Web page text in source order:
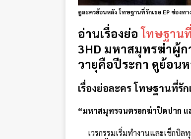
ดูละครย้อนหลัง โทษฐานที่รักเธอ EP ช่องท
อ่านเรื่องย่อโทษฐาน
3HD มหาสมุทรฆ่าผู้ก
วายุคือปีระกา ดูย้อนห
เรื่องย่อละคร โทษฐานที่รัก
“มหาสมุทรจนตรอกฆ่าปิดปาก แ
เวรกรรมเริ่มทำงานและเช็กบิ